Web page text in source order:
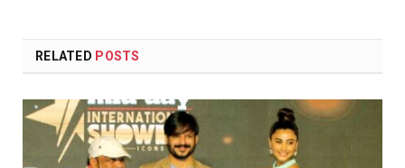
RELATED POSTS